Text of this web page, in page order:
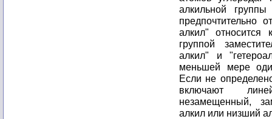
алкильной
алкил"
группой
алкил" и
меньшей мере
Если не
включают
незамещенный,
алкил или низший